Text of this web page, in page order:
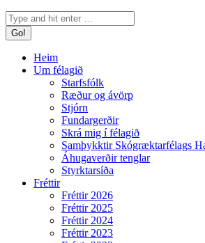
Search:
Heim
Um félagið
Starfsfólk
Ræður og ávörp
Stjórn
Fundargerðir
Skrá mig í félagið
Samþykktir Skógræktarfélags
Áhugaverðir tenglar
Styrktarsíða
Fréttir
Fréttir 2026
Fréttir 2025
Fréttir 2024
Fréttir 2023